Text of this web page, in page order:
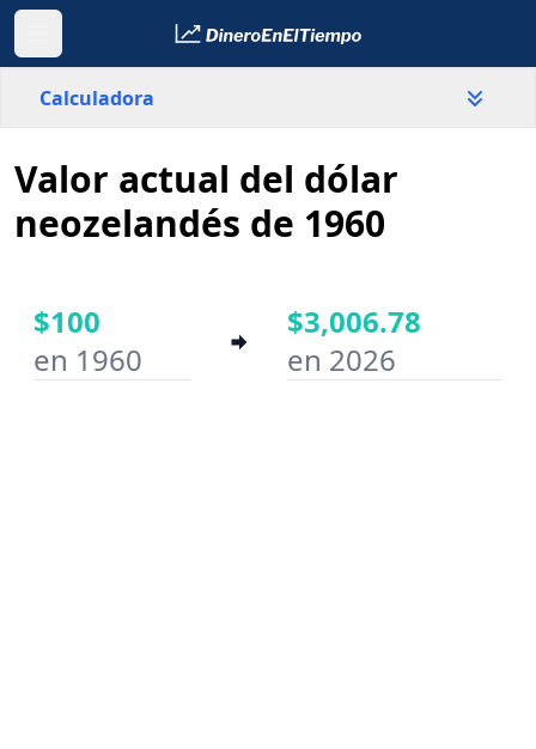
Calculadora
Nueva Zelanda
País
Año inicial
Valor actual del dólar
neozelandés de 1960
$100
en 1960
$3,006.78
en 2026